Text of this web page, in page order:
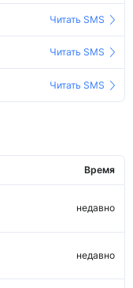
Читать SMS
Читать SMS
Читать SMS
Время
недавно
недавно